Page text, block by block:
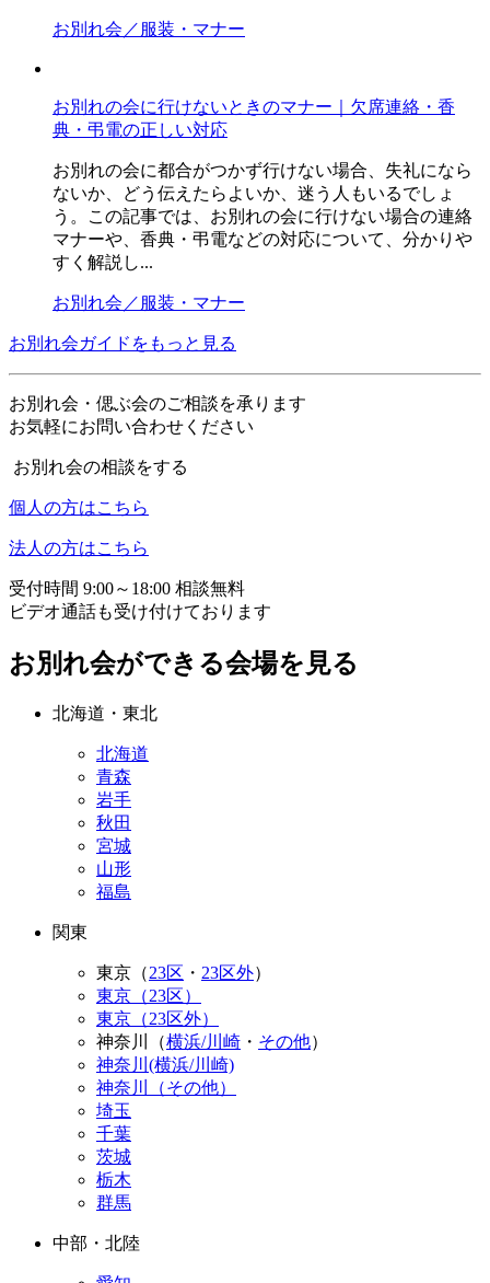
お別れ会／服装・マナー
お別れの会に行けないときのマナー｜欠席連絡・香
典・弔電の正しい対応
お別れの会に都合がつかず行けない場合、失礼になら
ないか、どう伝えたらよいか、迷う人もいるでしょ
う。この記事では、お別れの会に行けない場合の連絡
マナーや、香典・弔電などの対応について、分かりや
すく解説し...
お別れ会／服装・マナー
お別れ会ガイドをもっと見る
お別れ会・偲ぶ会のご相談を承ります
お気軽にお問い合わせください
お別れ会の相談をする
個人の方はこちら
法人の方はこちら
受付時間 9:00～18:00 相談無料
ビデオ通話も受け付けております
お別れ会ができる会場を見る
北海道・東北
北海道
青森
岩手
秋田
宮城
山形
福島
関東
東京（23区 ・ 23区外）
東京（23区）
東京（23区外）
神奈川（横浜/川崎 ・ その他）
神奈川(横浜/川崎)
神奈川（その他）
埼玉
千葉
茨城
栃木
群馬
中部・北陸